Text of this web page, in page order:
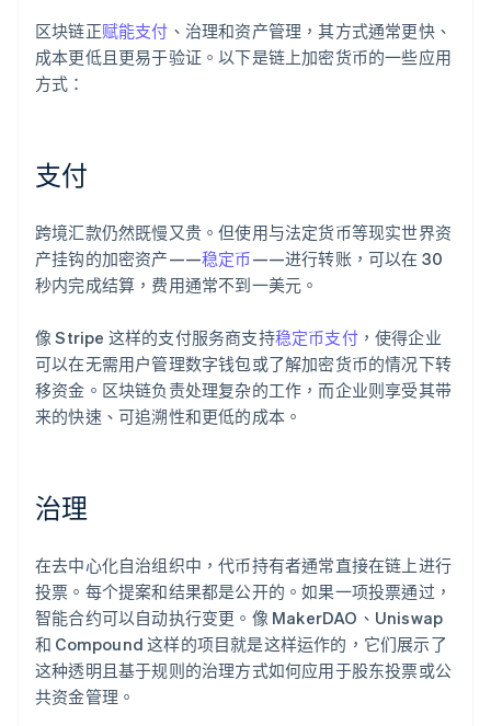
区块链正赋能支付 、治理和资产管理，其方式通常更快、
成本更低且更易于验证。以下是链上加密货币的一些应用
方式：
支付
跨境汇款仍然既慢又贵。但使用与法定货币等现实世界资
产挂钩的加密资产——稳定币——进行转账，可以在 30
秒内完成结算，费用通常不到一美元。
像 Stripe 这样的支付服务商支持稳定币支付，使得企业
可以在无需用户管理数字钱包或了解加密货币的情况下转
移资金。区块链负责处理复杂的工作，而企业则享受其带
来的快速、可追溯性和更低的成本。
治理
在去中心化自治组织中，代币持有者通常直接在链上进行
投票。每个提案和结果都是公开的。如果一项投票通过，
智能合约可以自动执行变更。像 MakerDAO、Uniswap
和 Compound 这样的项目就是这样运作的，它们展示了
这种透明且基于规则的治理方式如何应用于股东投票或公
共资金管理。